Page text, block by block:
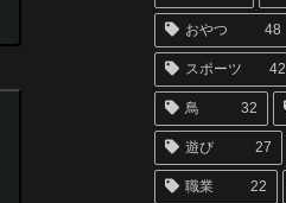
おやつ 48
スポーツ 42
鳥 32
遊び 27
職業 22